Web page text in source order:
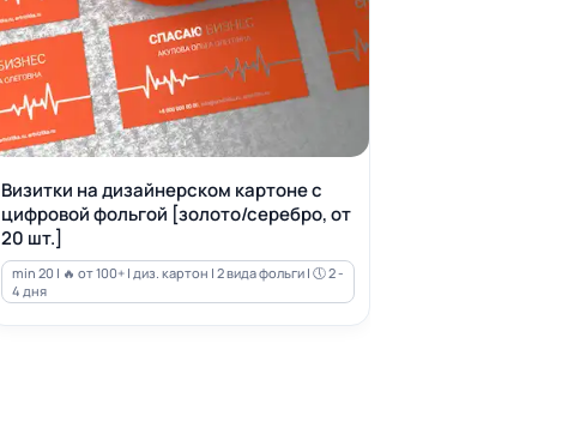
Визитки на дизайнерском картоне с
цифровой фольгой [золото/серебро, от
20 шт.]
min 20 | 🔥 от 100+ | диз. картон | 2 вида фольги | 🕔 2 -
4 дня